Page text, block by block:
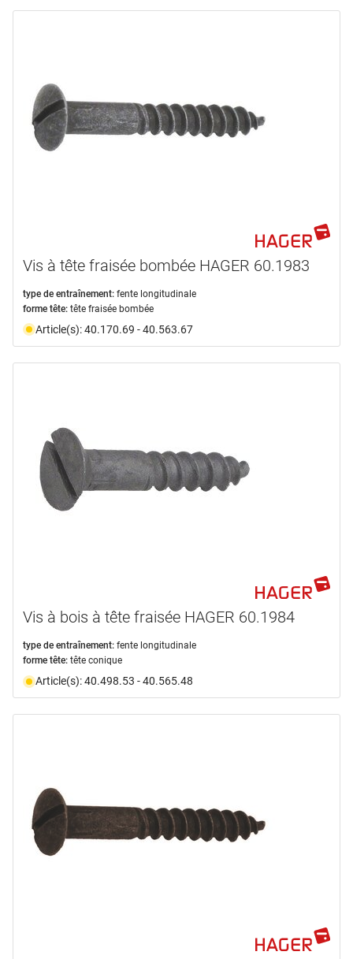
Vis à tête fraisée bombée HAGER 60.1983
type de entraînement: fente longitudinale
forme tête: tête fraisée bombée
Article(s): 40.170.69 - 40.563.67
Vis à bois à tête fraisée HAGER 60.1984
type de entraînement: fente longitudinale
forme tête: tête conique
Article(s): 40.498.53 - 40.565.48